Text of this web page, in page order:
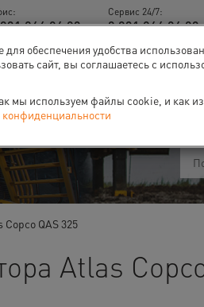
266 06 93
Сервис 24/7:
8 831 266 06 93
QAS 325
Atlas
обеспечения удобства
сайт, вы соглашаетесь с
мы используем файлы cookie, и как